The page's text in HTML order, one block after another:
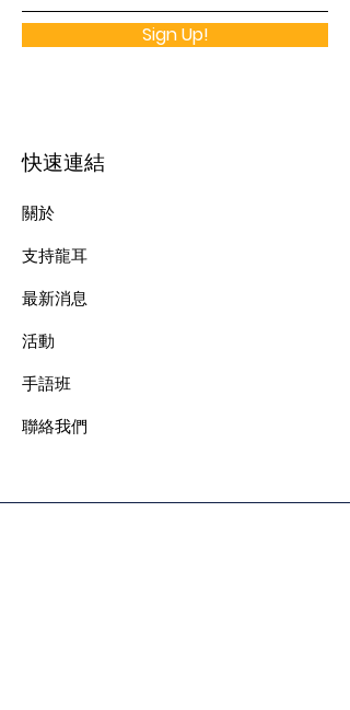
Sign Up!
快速連結
關於
支持龍耳
最新消息
​活動
手語班
​聯絡我們